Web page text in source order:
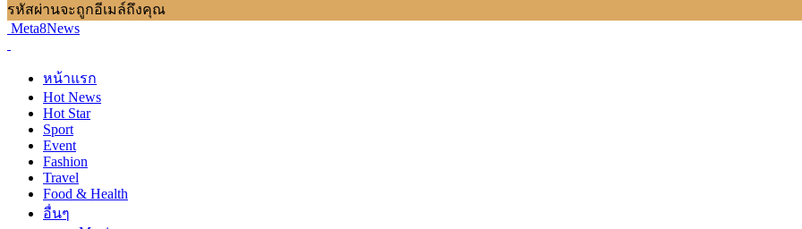
รหัสผ่านจะถูกอีเมล์ถึงคุณ
Meta8News
หน้าแรก
Hot News
Hot Star
Sport
Event
Fashion
Travel
Food & Health
อื่นๆ